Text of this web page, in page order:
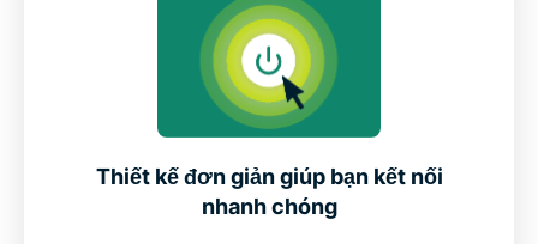
Thiết kế đơn giản giúp bạn kết nối
nhanh chóng